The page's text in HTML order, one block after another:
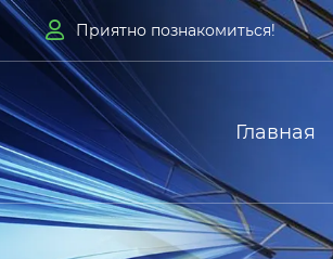
 Приятно познакомиться!
Главная